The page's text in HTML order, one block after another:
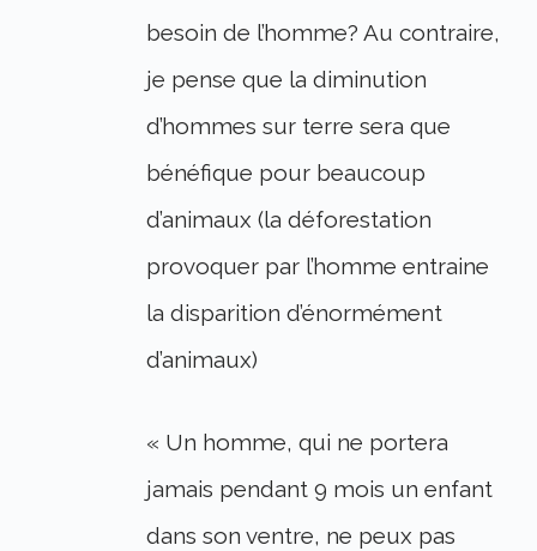
besoin de l’homme? Au contraire,
je pense que la diminution
d’hommes sur terre sera que
bénéfique pour beaucoup
d’animaux (la déforestation
provoquer par l’homme entraine
la disparition d’énormément
d’animaux)
« Un homme, qui ne portera
jamais pendant 9 mois un enfant
dans son ventre, ne peux pas